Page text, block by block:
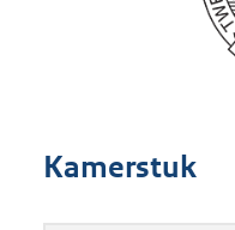
Kamerstuk